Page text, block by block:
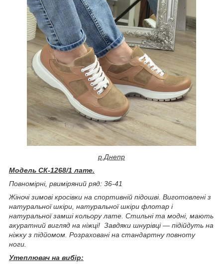
р.Днепр
Модель СК-1268/1 лате.
Повномірні, рвиміряний ряд: 36-41
Жіночі зимові кросівки на спортивній підошві. Виготовлені з
натуральної шкіри, натуральної шкіри флотар і
натуральної замші кольору лате. Стильні та модні, мають
акуратний вигляд на ніжці! Завдяки шнурівці — підійдуть на
ніжку з підйомом. Розраховані на стандартну повноту
ноги.
Утеплювач на вибір: